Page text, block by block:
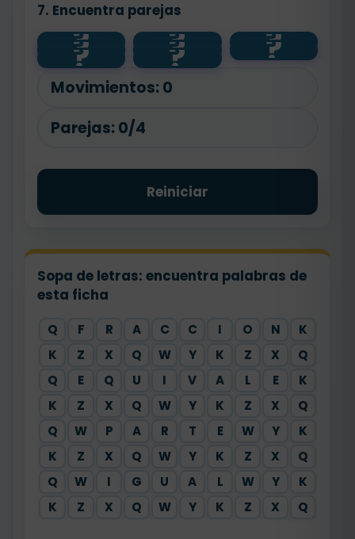
7. Encuentra parejas
?
dos
cuartos ?
1/4 ?
tercio
?
cuarto ?
1/3 ?
mitad
?
2/4 ?
1/2
Movimientos: 0
Parejas: 0/4
Reiniciar
Sopa de letras: encuentra palabras de
esta ficha
Q F R A C C I O N
K
K
Z X Q W Y K Z X
Q
Q
E Q U I V A L E
K
K
Z X Q W Y K Z X
Q
Q
W P A R T E W Y
K
K
Z X Q W Y K Z X
Q
Q
W I G U A L W Y
K
K
Z X Q W Y K Z X Q